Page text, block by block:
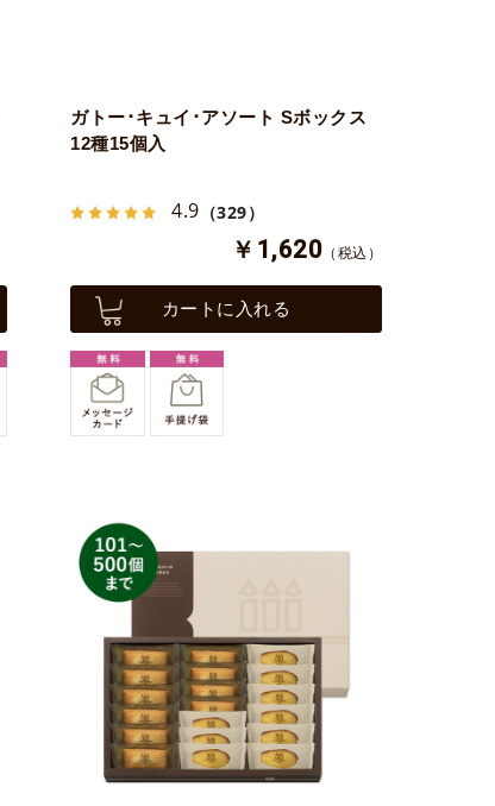
ガトー･キュイ･アソート Sボックス
12種15個入
4.9 （329）
￥1,620 （税込）
カートに入れる